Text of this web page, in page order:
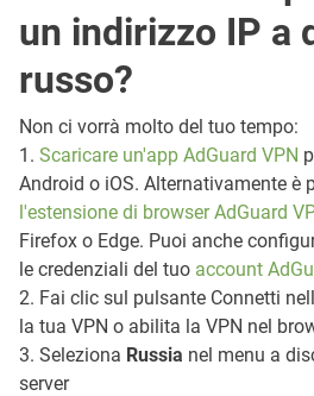
un indirizzo IP a
russo?
Non ci vorrà molto del tuo tempo:
1. Scaricare un'app AdGuard VPN
Android o iOS. Alternativamente è
l'estensione di browser AdGuard
Firefox o Edge. Puoi anche
le credenziali del tuo account
2. Fai clic sul pulsante Connetti
la tua VPN o abilita la VPN nel
3. Seleziona Russia nel menu a
server